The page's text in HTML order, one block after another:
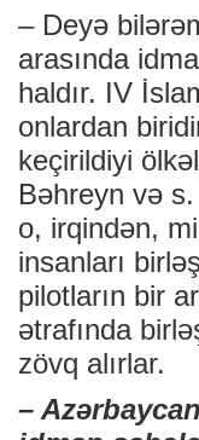
– Deyə
arasında
haldır. IV
onlardan
keçirildiyi
Bəhreyn və
o, irqindən,
insanları
pilotların bir
ətrafında
zövq alırlar.
–